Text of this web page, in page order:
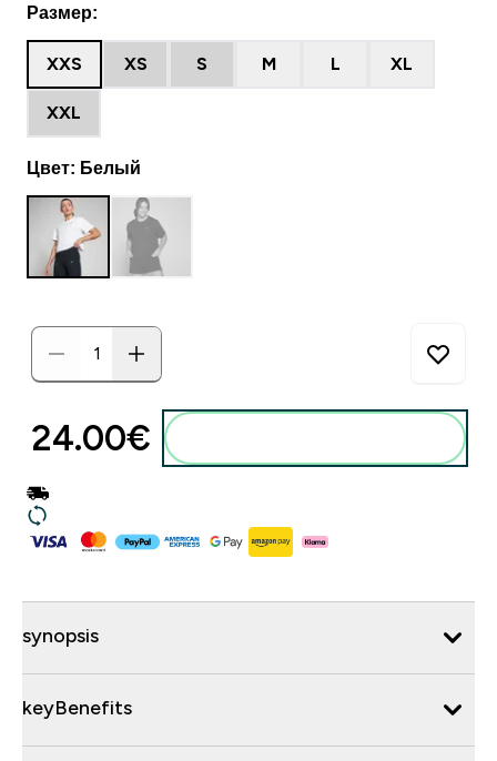
Размер:
XXS XS S M L XL
XXL
Цвет: Белый
24.00€‎
synopsis
keyBenefits